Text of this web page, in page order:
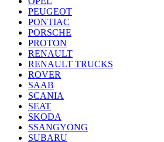
PEUGEOT
PONTIAC
PORSCHE
PROTON
RENAULT
RENAULT TRUCKS
ROVER
SAAB
SCANIA
SEAT
SKODA
SSANGYONG
SUBARU